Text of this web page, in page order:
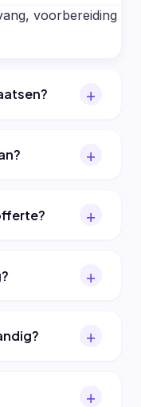
voorbereiding